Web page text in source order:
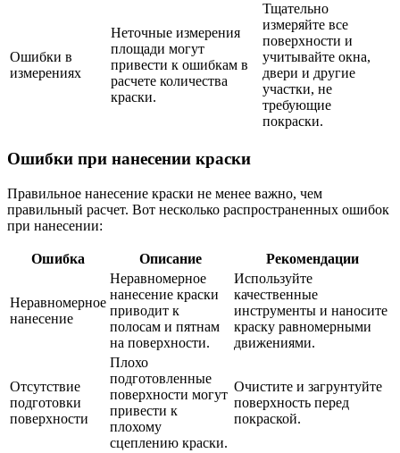
Ошибки в
измерениях
Неточные измерения
площади могут
привести к ошибкам в
расчете количества
краски.
Тщательно
измеряйте все
поверхности и
учитывайте окна,
двери и другие
участки, не
требующие
покраски.
Ошибки при нанесении краски
Правильное нанесение краски не менее важно, чем
правильный расчет. Вот несколько распространенных ошибок
при нанесении:
Ошибка Описание Рекомендации
Неравномерное
нанесение
Неравномерное
нанесение краски
приводит к
полосам и пятнам
на поверхности.
Используйте
качественные
инструменты и наносите
краску равномерными
движениями.
Отсутствие
подготовки
поверхности
Плохо
подготовленные
поверхности могут
привести к
плохому
сцеплению краски.
Очистите и загрунтуйте
поверхность перед
покраской.